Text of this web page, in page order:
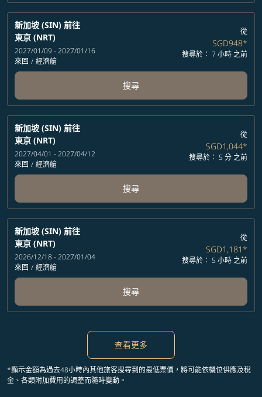
新加坡 (SIN) 前往
東京 (NRT)
2027/01/09 - 2027/01/16
來回 / 經濟艙
從
SGD948*
搜尋於： 7 小時 之前
搜尋
新加坡 (SIN) 前往
東京 (NRT)
2027/04/01 - 2027/04/12
來回 / 經濟艙
從
SGD1,044*
搜尋於： 5 分 之前
搜尋
新加坡 (SIN) 前往
東京 (NRT)
2026/12/18 - 2027/01/04
來回 / 經濟艙
從
SGD1,181*
搜尋於： 5 小時 之前
搜尋
查看更多
*顯示金額為過去48小時內其他旅客搜尋到的最低票價，將可能依機位供應及稅
金、各類附加費用的調整而隨時變動。